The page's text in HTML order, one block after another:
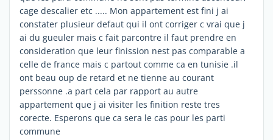
cage descalier etc ..... Mon appartement est fini j ai
constater plusieur defaut qui il ont corriger c vrai que j
ai du gueuler mais c fait parcontre il faut prendre en
consideration que leur finission nest pas comparable a
celle de france mais c partout comme ca en tunisie .il
ont beau oup de retard et ne tienne au courant
perssonne .a part cela par rapport au autre
appartement que j ai visiter les finition reste tres
corecte. Esperons que ca sera le cas pour les parti
commune